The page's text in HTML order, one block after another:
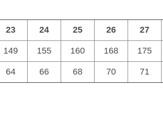
23 24 25 26 27
149 155 160 168 175
64 66 68 70 71